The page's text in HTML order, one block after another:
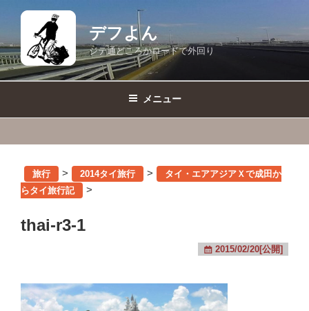
テ
ン
ツ
デフよん
ジテ通どころかロードで外回り
メニュー
旅行 > 2014タイ旅行 >
タイ・エアアジアＸで成田か
らタイ旅行記
>
thai-r3-1
2015/02/20[公開]